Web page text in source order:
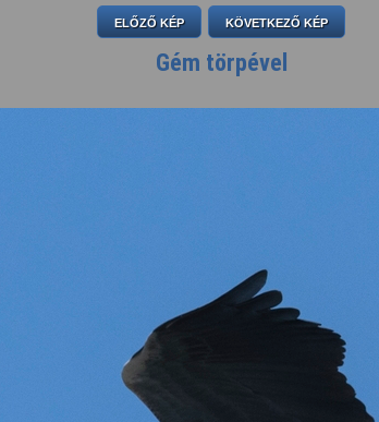
ELŐZŐ KÉP KÖVETKEZŐ KÉP
Gém törpével